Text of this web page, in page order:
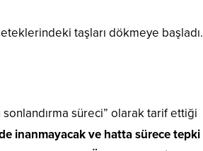
taşları dökmeye başladı.
süreci” olarak tarif ettiği
inanmayacak ve hatta sürece tepki